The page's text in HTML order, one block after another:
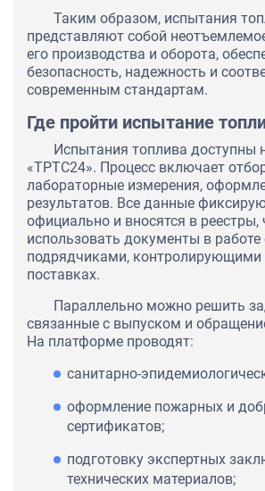
Таким образом, испытания
представляют собой
его производства и оборота,
безопасность, надежность и
современным стандартам.
Где пройти испытание
Испытания топлива доступны
«ТРТС24». Процесс включает
лабораторные измерения,
результатов. Все данные
официально и вносятся в реестры,
использовать документы в работе
подрядчиками, контролирующими
поставках.
Параллельно можно решить
связанные с выпуском и
На платформе проводят:
санитарно-
оформление пожарных и
сертификатов;
подготовку экспертных
технических материалов;